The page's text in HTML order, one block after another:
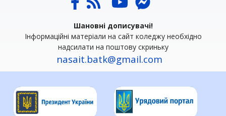
Шановні дописувачі!
Інформаційні матеріали на сайт коледжу необхідно
надсилати на поштову скриньку
nasait.batk@gmail.com